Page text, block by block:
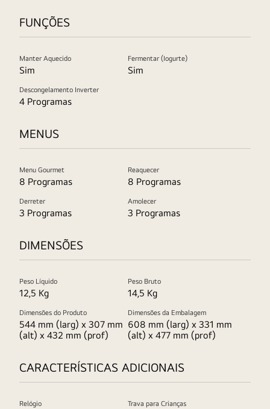
FUNÇÕES
Manter Aquecido
Sim
Fermentar (Iogurte)
Sim
Descongelamento Inverter
4 Programas
MENUS
Menu Gourmet
8 Programas
Reaquecer
8 Programas
Derreter
3 Programas
Amolecer
3 Programas
DIMENSÕES
Peso Líquido
12,5 Kg
Peso Bruto
14,5 Kg
Dimensões do Produto
544 mm (larg) x 307 mm
(alt) x 432 mm (prof)
Dimensões da Embalagem
608 mm (larg) x 331 mm
(alt) x 477 mm (prof)
CARACTERÍSTICAS ADICIONAIS
Relógio Trava para Crianças